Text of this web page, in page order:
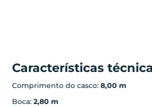
Características
Comprimento do casco: 8,00 m
Boca: 2,80 m